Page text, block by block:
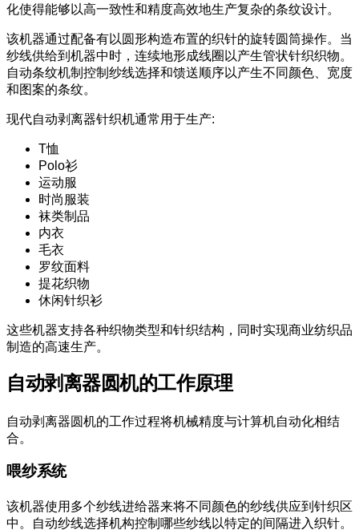
化使得能够以高一致性和精度高效地生产复杂的条纹设计。
该机器通过配备有以圆形构造布置的织针的旋转圆筒操作。当
纱线供给到机器中时，连续地形成线圈以产生管状针织织物。
自动条纹机制控制纱线选择和馈送顺序以产生不同颜色、宽度
和图案的条纹。
现代自动剥离器针织机通常用于生产:
T恤
Polo衫
运动服
时尚服装
袜类制品
内衣
毛衣
罗纹面料
提花织物
休闲针织衫
这些机器支持各种织物类型和针织结构，同时实现商业纺织品
制造的高速生产。
自动剥离器圆机的工作原理
自动剥离器圆机的工作过程将机械精度与计算机自动化相结
合。
喂纱系统
该机器使用多个纱线进给器来将不同颜色的纱线供应到针织区
中。自动纱线选择机构控制哪些纱线以特定的间隔进入织针。